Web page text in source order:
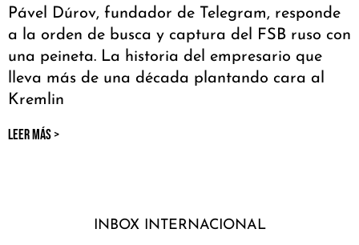
Pável Dúrov, fundador de Telegram, responde
a la orden de busca y captura del FSB ruso con
una peineta. La historia del empresario que
lleva más de una década plantando cara al
Kremlin
LEER MÁS >
INBOX INTERNACIONAL